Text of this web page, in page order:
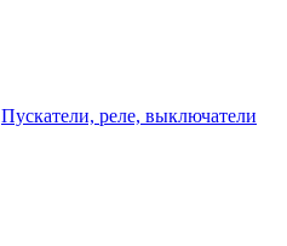
Пускатели, реле, выключатели